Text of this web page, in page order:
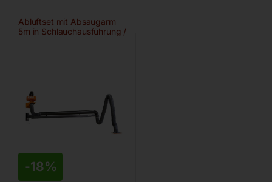
Abluftset mit Absaugarm
5m in Schlauchausführung /
-18%